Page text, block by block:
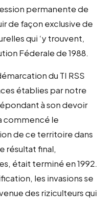
permanente de
de façon exclusive de
qui ‘y trouvent,
Féderale de 1988.
du TI RSS
établies par notre
à son devoir
commencé le
de ce territoire dans
résultat final,
était terminé en 1992.
les invasions se
des riziculteurs qui